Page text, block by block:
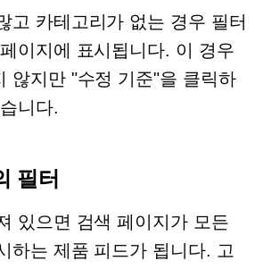
고 카테고리가 없는 경우 필터
이지에 표시됩니다. 이 경우
않지만 "수정 기준"을 클릭하
니다.
필터
있으면 검색 페이지가 모든
하는 제품 피드가 됩니다. 고